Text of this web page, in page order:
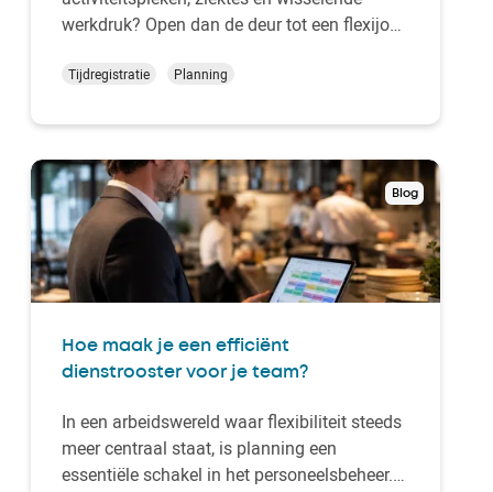
werkdruk? Open dan de deur tot een flexijob
ademruimte. Toegangsvoorwaarden,
2026 en de concrete aanwervingsstappen:
Kelio loodst je door all…
Tijdregistratie Planning
Blog
Hoe maak je een efficiënt
dienstrooster voor je team?
In een arbeidswereld waar flexibiliteit steeds
meer centraal staat, is planning een
essentiële schakel in het personeelsbeheer.